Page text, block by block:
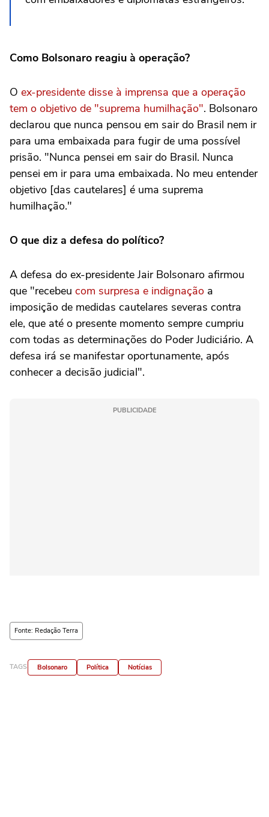
Como Bolsonaro reagiu à operação?
O ex-presidente disse à imprensa que a operação
tem o objetivo de "suprema humilhação". Bolsonaro
declarou que nunca pensou em sair do Brasil nem ir
para uma embaixada para fugir de uma possível
prisão. "Nunca pensei em sair do Brasil. Nunca
pensei em ir para uma embaixada. No meu entender
objetivo [das cautelares] é uma suprema
humilhação."
O que diz a defesa do político?
A defesa do ex-presidente Jair Bolsonaro afirmou
que "recebeu com surpresa e indignação a
imposição de medidas cautelares severas contra
ele, que até o presente momento sempre cumpriu
com todas as determinações do Poder Judiciário. A
defesa irá se manifestar oportunamente, após
conhecer a decisão judicial".
PUBLICIDADE
Fonte: Redação Terra
TAGS Bolsonaro Política Notícias